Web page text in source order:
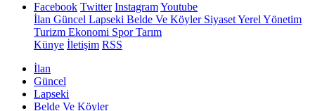
Facebook Twitter InstagramYoutube
İlan Güncel Lapseki Belde Ve KöylerSiyasetYerel Yönetim
Turizm Ekonomi SporTarım
Künye İletişim RSS
İlan
Güncel
Lapseki
Belde Ve Köyler